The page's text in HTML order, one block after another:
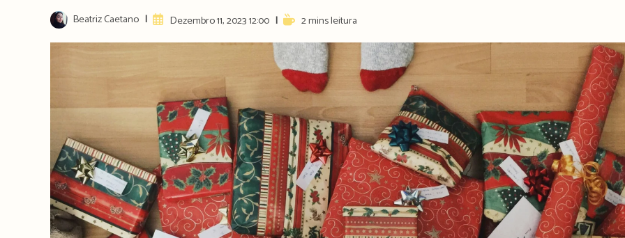
Post
author:
Beatriz Caetano
ArtigoDezembro 11, 2023 12:00
Reading2 mins leitura